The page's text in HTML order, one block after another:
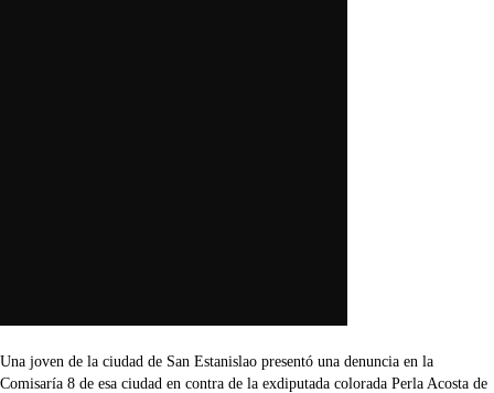
Una joven de la ciudad de San Estanislao presentó una denuncia en la
Comisaría 8 de esa ciudad en contra de la exdiputada colorada Perla Acosta de